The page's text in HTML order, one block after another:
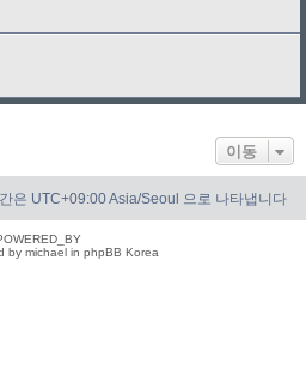
이동
은 UTC+09:00 Asia/Seoul 으로 나타냅니다
by michael in phpBB Korea